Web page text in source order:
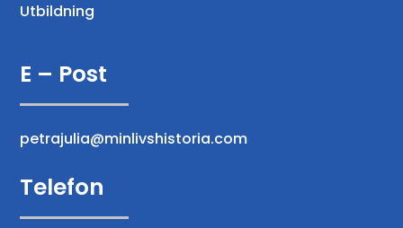
Utbildning
E – Post
petrajulia@minlivshistoria.com
Telefon